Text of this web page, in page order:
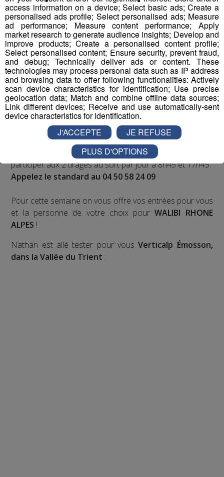
sorties en famille, avec le grand jeu des vacances :
Déstination été !
Deux rendez-vous par jour, à 8h45 et 17h45 sur
Radio Mont Blanc !
Déstination été ! Une question...une destination !
Nous vous poserons une question, a vous de faire le
bon choix entre les 3 réponses pour repartir avec vos
entrées pour un maximum d'activités dans la région !
Inscription par téléphone toute la journée pour
participer aux 2 tirages au sort par jour à 8h45 et 17h45.
Appelez le standard au 04 50 58 24 09
Pour cette semaine on vous offre vos entrées pour vous
et la personne de votre choix pourWALIBI RHONE
ALPES !
Nathan est allé tester pour vousVerticalp Émosson,
dans la Vallée du Trient :
access information on a device; Select basic ads; Create a
personalised ads profile; Select personalised ads; Measure
ad performance; Measure content performance; Apply
market research to generate audience insights; Develop and
improve products; Create a personalised content profile;
Select personalised content; Ensure security, prevent fraud,
and debug; Technically deliver ads or content. These
technologies may process personal data such as IP address
and browsing data to offer following functionalities: Actively
scan device characteristics for identification; Use precise
geolocation data; Match and combine offline data sources;
Link different devices; Receive and use automatically-sent
device characteristics for identification.
J'ACCEPTE
JE REFUSE
PLUS D'OPTIONS